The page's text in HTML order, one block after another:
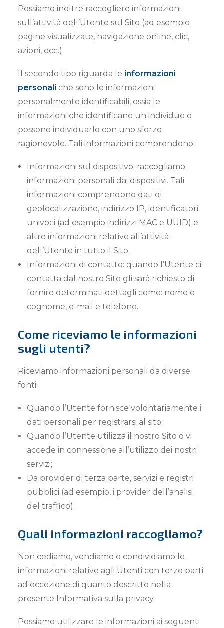
Possiamo inoltre raccogliere informazioni
sull’attività dell’Utente sul Sito (ad esempio
pagine visualizzate, navigazione online, clic,
azioni, ecc.).
Il secondo tipo riguarda le informazioni
personali che sono le informazioni
personalmente identificabili, ossia le
informazioni che identificano un individuo o
possono individuarlo con uno sforzo
ragionevole. Tali informazioni comprendono:
Informazioni sul dispositivo: raccogliamo
informazioni personali dai dispositivi. Tali
informazioni comprendono dati di
geolocalizzazione, indirizzo IP, identificatori
univoci (ad esempio indirizzi MAC e UUID) e
altre informazioni relative all’attività
dell’Utente in tutto il Sito.
Informazioni di contatto: quando l’Utente ci
contatta dal nostro Sito gli sarà richiesto di
fornire determinati dettagli come: nome e
cognome, e-mail e telefono.
Come riceviamo le informazioni
sugli utenti?
Riceviamo informazioni personali da diverse
fonti:
Quando l’Utente fornisce volontariamente i
dati personali per registrarsi al sito;
Quando l’Utente utilizza il nostro Sito o vi
accede in connessione all’utilizzo dei nostri
servizi;
Da provider di terza parte, servizi e registri
pubblici (ad esempio, i provider dell’analisi
del traffico).
Quali informazioni raccogliamo?
Non cediamo, vendiamo o condividiamo le
informazioni relative agli Utenti con terze parti
ad eccezione di quanto descritto nella
presente Informativa sulla privacy.
Possiamo utilizzare le informazioni ai seguenti